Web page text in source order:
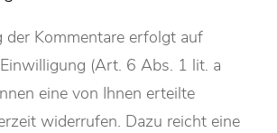
der Kommentare erfolgt auf
(Art. 6 Abs. 1 lit. a
eine von Ihnen erteilte
widerrufen. Dazu reicht eine